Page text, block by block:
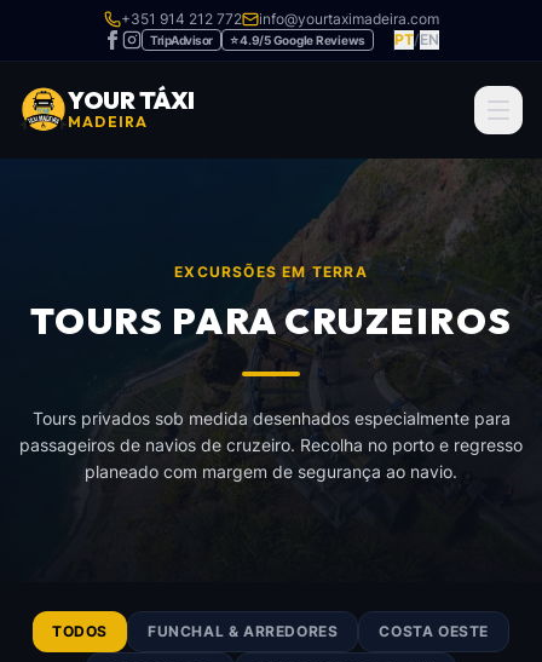
+351 914 212 772 info@yourtaximadeira.com
TripAdvisor ⭐ 4.9/5 Google Reviews PT/EN
YOUR TÁXI
MADEIRA
EXCURSÕES EM TERRA
TOURS PARA CRUZEIROS
Tours privados sob medida desenhados especialmente para
passageiros de navios de cruzeiro. Recolha no porto e regresso
planeado com margem de segurança ao navio.
TODOS FUNCHAL & ARREDORES COSTA OESTE